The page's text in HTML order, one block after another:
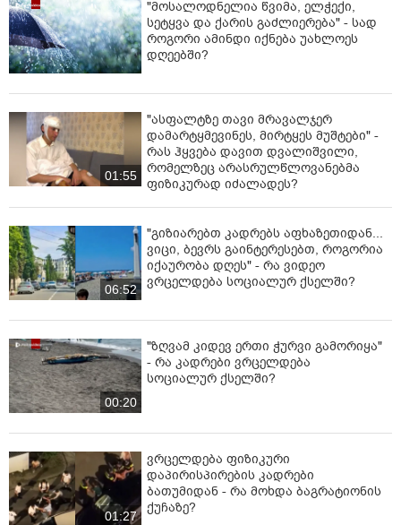
"მოსალოდნელია წვიმა, ელჭექი,
სეტყვა და ქარის გაძლიერება" - სად
როგორი ამინდი იქნება უახლოეს
დღეებში?
01:55
"ასფალტზე თავი მრავალჯერ
დამარტყმევინეს, მირტყეს მუშტები" -
რას ჰყვება დავით დვალიშვილი,
რომელზეც არასრულწლოვანებმა
ფიზიკურად იძალადეს?
06:52
"გიზიარებთ კადრებს აფხაზეთიდან...
ვიცი, ბევრს გაინტერესებთ, როგორია
იქაურობა დღეს" - რა ვიდეო
ვრცელდება სოციალურ ქსელში?
00:20
"ზღვამ კიდევ ერთი ჭურვი გამორიყა"
- რა კადრები ვრცელდება
სოციალურ ქსელში?
01:27
ვრცელდება ფიზიკური
დაპირისპირების კადრები
ბათუმიდან - რა მოხდა ბაგრატიონის
ქუჩაზე?